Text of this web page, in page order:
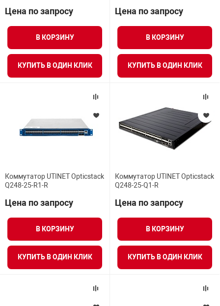
решения
безопасность
установки
оборудование
управления
Средства
Стволы
Узлы
Установки
Шкафы
Табло
Термошкафы
Мощность
Рабочий диапазон
Вес
Температура хранения
USB – порты
ВСЕ ФИЛЬТРЫ
Цена по запросу
В КОРЗИНУ
КУПИТЬ В ОДИН КЛИК
Цена по запросу
В КОРЗИНУ
КУПИТЬ В ОДИН КЛИК
Коммутатор UTINET Opticstack
Q248-25-R1-R
Цена по запросу
В КОРЗИНУ
КУПИТЬ В ОДИН КЛИК
Коммутатор UTINET Opticstack
Q248-25-Q1-R
Цена по запросу
В КОРЗИНУ
КУПИТЬ В ОДИН КЛИК